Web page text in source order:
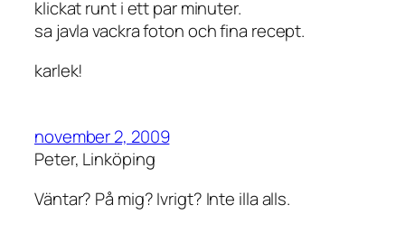
klickat runt i ett par minuter.
sa javla vackra foton och fina recept.
karlek!
november 2, 2009
Peter, Linköping
Väntar? På mig? Ivrigt? Inte illa alls.